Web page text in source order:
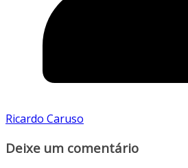
Ricardo Caruso
Deixe um comentário